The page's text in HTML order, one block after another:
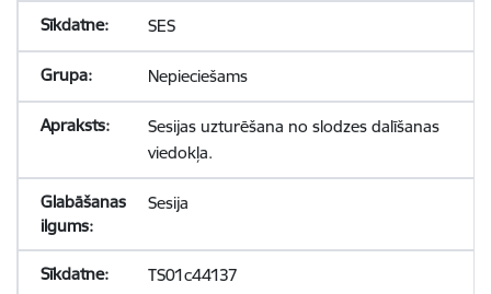
SES
Nepieciešams
Sesijas uzturēšana no slodzes dalīšanas
viedokļa.
Sesija
TS01c44137